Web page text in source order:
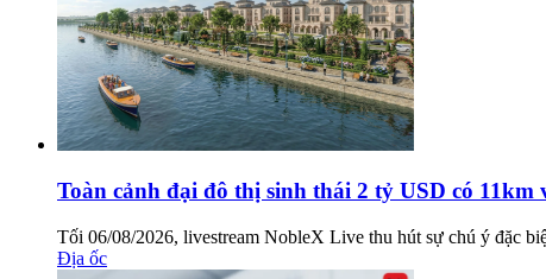
Toàn cảnh đại đô thị sinh thái 2 tỷ USD có
Tối 06/08/2026, livestream NobleX Live thu hút sự chú ý đặc
Địa ốc